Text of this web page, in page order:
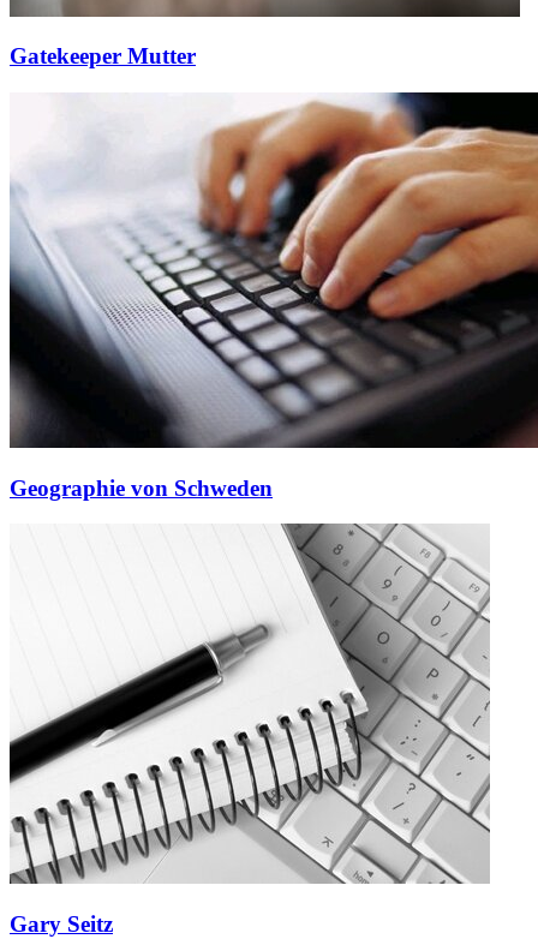
Gatekeeper Mutter
Geographie von Schweden
Gary Seitz